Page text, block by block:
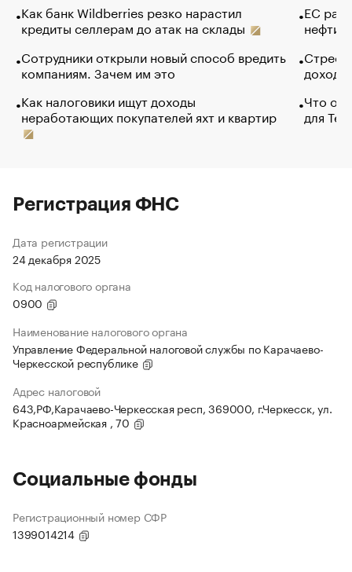
Как банк Wildberries резко нарастил
кредиты селлерам до атак на склады
Сотрудники открыли новый способ вредить
компаниям. Зачем им это
Как налоговики ищут доходы
неработающих покупателей яхт и квартир
ЕС
нефти
Что
для
Регистрация ФНС
Дата регистрации
24 декабря 2025
Код налогового органа
0900
Наименование налогового органа
Управление Федеральной налоговой службы по Карачаево-
Черкесской республике
Адрес налоговой
643,РФ,Карачаево-Черкесская респ, 369000, г.Черкесск, ул.
Красноармейская , 70
Социальные фонды
Регистрационный номер СФР
1399014214